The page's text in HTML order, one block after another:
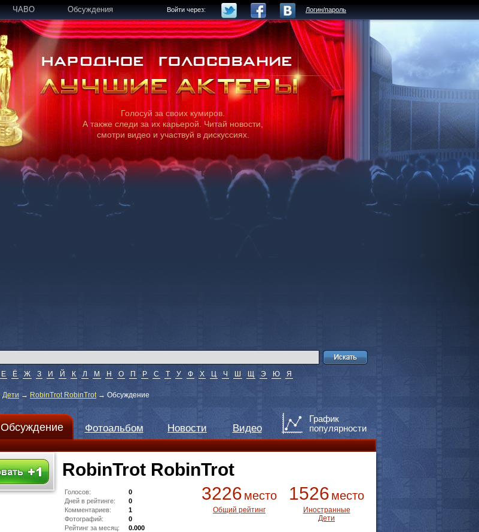
ЧАВО Обсуждения Войти через: Логин/пароль
Голосуй за своих кумиров.
А также следи за их карьерой. Читай новости,
смотри видео и участвуй в дискуссиях.
Е Ё Ж З И Й К Л М Н О П Р С Т У Ф Х Ц Ч Ш Щ Э Ю Я
Дети → RobinTrot RobinTrot→ Обсуждение
Обсуждение Фотоальбом Новости Видео
График
популярности
RobinTrot RobinTrot
3226 место
Общий рейтинг
1526 место
Иностранные
Дети
Голосов:
0
Дней в рейтинге:
0
Комментариев:
1
Фотографий:
0
Рейтинг за месяц:
0.000